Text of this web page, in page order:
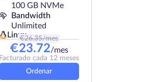
100 GB NVMe
Bandwidth
Unlimited
Linux
€26.35/mes
€23.72/mes
Facturado cada 12 meses
Ordenar